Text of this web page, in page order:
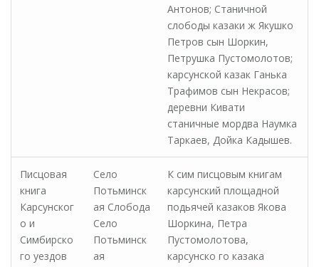
Антонов; Станичной
слободы казаки ж Якушко
Петров сын Шоркин,
Петрушка Пустомолотов;
карсунской казак Ганька
Трафимов сын Некрасов;
деревни Кивати
станичные мордва Наумка
Таркаев, Дойка Кадышев.
Писцовая
книга
Карсунског
о и
Симбирско
го уездов
Село
Потьминск
ая Слобода
Село
Потьминск
ая
К сим писцовым книгам
карсунский площадной
подьячей казаков Якова
Шоркина, Петра
Пустомолотова,
карсунско го казака